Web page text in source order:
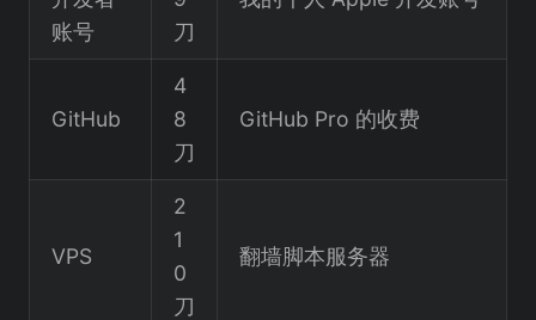
账号
刀
GitHub
4
8
刀
GitHub Pro 的收费
VPS
2
1
0
刀
翻墙脚本服务器